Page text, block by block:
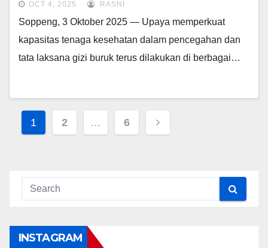
OCT 4, 2025 RASNI
Soppeng, 3 Oktober 2025 — Upaya memperkuat
kapasitas tenaga kesehatan dalam pencegahan dan
tata laksana gizi buruk terus dilakukan di berbagai…
Posts
1 2 … 6
INSTAGRAM